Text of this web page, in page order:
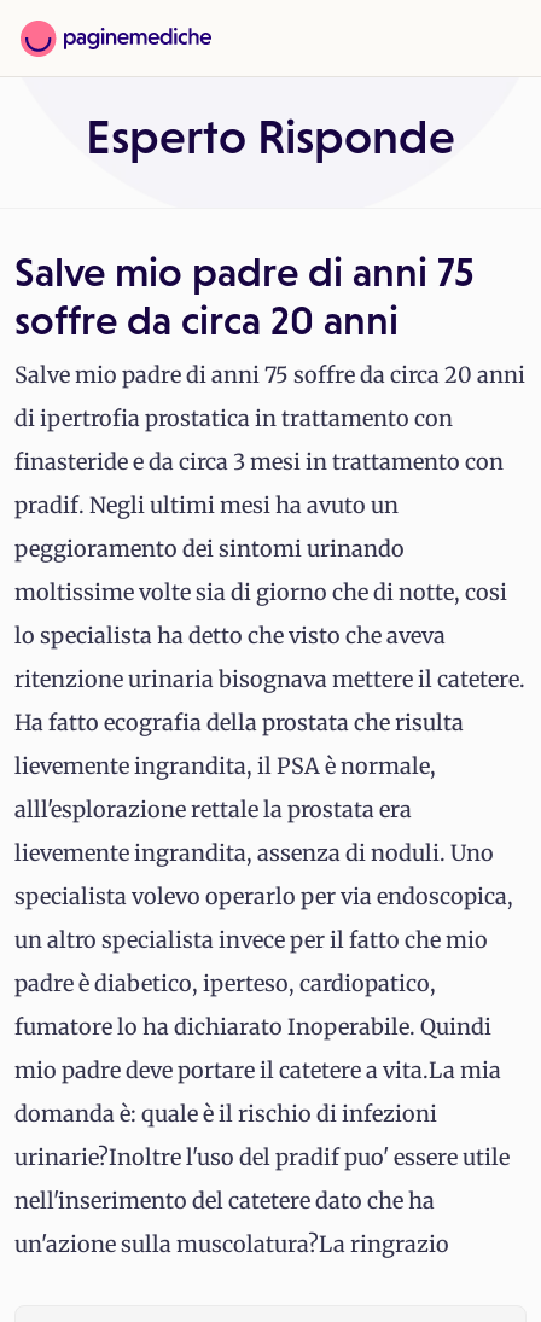
Esperto Risponde
Salve mio padre di anni 75
soffre da circa 20 anni
Salve mio padre di anni 75 soffre da circa 20 anni
di ipertrofia prostatica in trattamento con
finasteride e da circa 3 mesi in trattamento con
pradif. Negli ultimi mesi ha avuto un
peggioramento dei sintomi urinando
moltissime volte sia di giorno che di notte, cosi
lo specialista ha detto che visto che aveva
ritenzione urinaria bisognava mettere il catetere.
Ha fatto ecografia della prostata che risulta
lievemente ingrandita, il PSA è normale,
alll'esplorazione rettale la prostata era
lievemente ingrandita, assenza di noduli. Uno
specialista volevo operarlo per via endoscopica,
un altro specialista invece per il fatto che mio
padre è diabetico, iperteso, cardiopatico,
fumatore lo ha dichiarato Inoperabile. Quindi
mio padre deve portare il catetere a vita.La mia
domanda è: quale è il rischio di infezioni
urinarie?Inoltre l'uso del pradif puo' essere utile
nell'inserimento del catetere dato che ha
un'azione sulla muscolatura?La ringrazio